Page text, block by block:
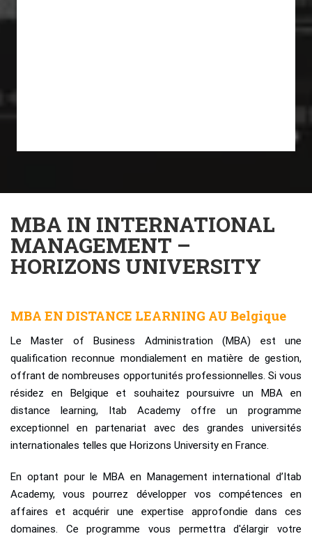
MBA IN INTERNATIONAL
MANAGEMENT –
HORIZONS UNIVERSITY
MBA EN DISTANCE LEARNING AU Belgique
Le Master of Business Administration (MBA) est une
qualification reconnue mondialement en matière de gestion,
offrant de nombreuses opportunités professionnelles. Si vous
résidez en Belgique et souhaitez poursuivre un MBA en
distance learning, Itab Academy offre un programme
exceptionnel en partenariat avec des grandes universités
internationales telles que Horizons University en France.
En optant pour le MBA en Management international d’Itab
Academy, vous pourrez développer vos compétences en
affaires et acquérir une expertise approfondie dans ces
domaines. Ce programme vous permettra d'élargir votre